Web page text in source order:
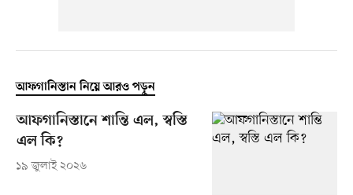
আফগানিস্তান নিয়ে আরও পড়ুন
আফগানিস্তানে শান্তি এল, স্বস্তি
এল কি?
১৯ জুলাই ২০২৬